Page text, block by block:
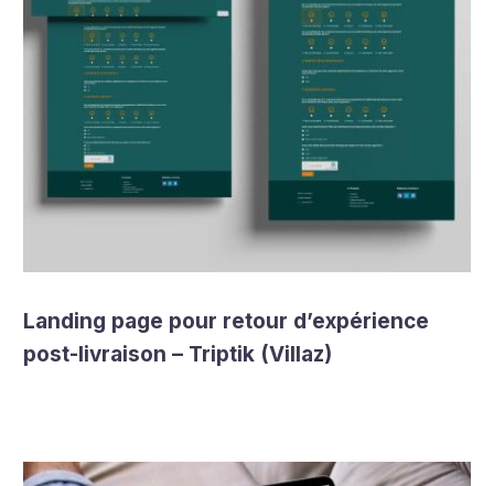
Landing page pour retour d’expérience
post-livraison – Triptik (Villaz)